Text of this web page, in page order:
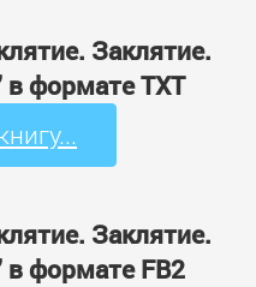
Заклятие.
формате TXT
Заклятие.
формате FB2